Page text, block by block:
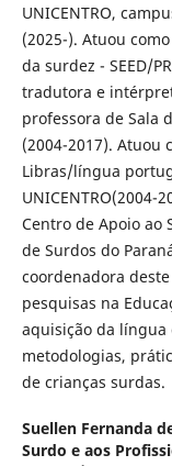
UNICENTRO,
(2025-). Atuou
da surdez - SEED/
tradutora e
professora de Sala
(2004-2017).
Libras/língua
UNICENTRO(2004-
Centro de Apoio ao
de Surdos do
coordenadora
pesquisas na
aquisição da
metodologias,
de crianças surdas.
Suellen Fernanda
Surdo e aos